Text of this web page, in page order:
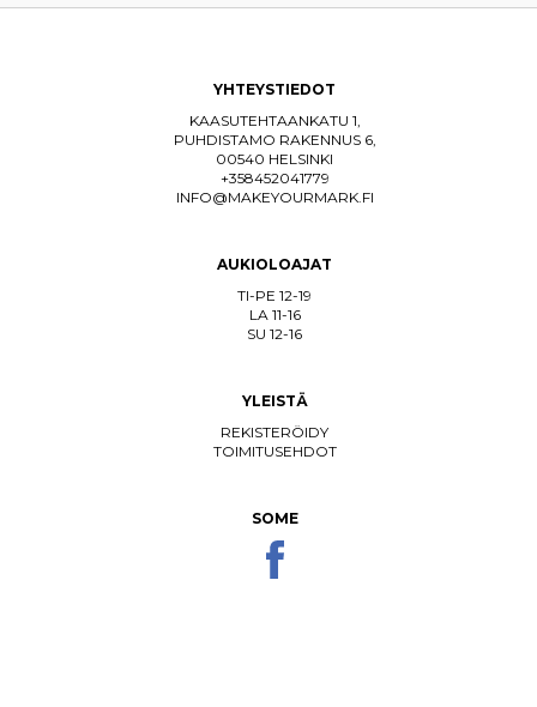
YHTEYSTIEDOT
KAASUTEHTAANKATU 1,
PUHDISTAMO RAKENNUS 6,
00540 HELSINKI
+358452041779
INFO@MAKEYOURMARK.FI
AUKIOLOAJAT
TI-PE 12-19
LA 11-16
SU 12-16
YLEISTÄ
REKISTERÖIDY
TOIMITUSEHDOT
SOME